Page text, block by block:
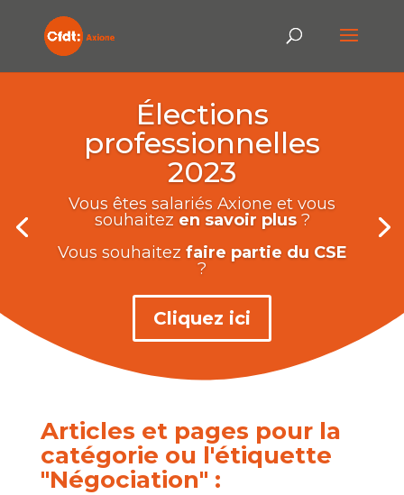
Élections
professionnelles
2023
Vous êtes salariés Axione et vous
souhaitez en savoir plus?
Vous souhaitez faire partie du CSE
?
Cliquez ici
Articles et pages pour la
catégorie ou l'étiquette
"Négociation" :